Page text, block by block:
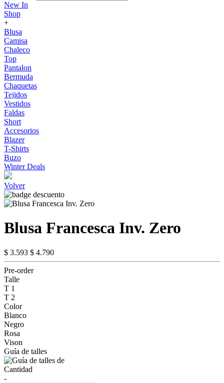
New In
Shop
+
Blusa
Camisa
Chaleco
Top
Pantalon
Bermuda
Chaquetas
Tejidos
Vestidos
Faldas
Short
Accesorios
Blazer
T-Shirts
Buzo
Winter Deals
Volver
Blusa Francesca Inv. Zero
$ 3.593 $ 4.790
Pre-order
Talle
T 1
T 2
Color
Blanco
Negro
Rosa
Vison
Guía de talles
Cantidad
-